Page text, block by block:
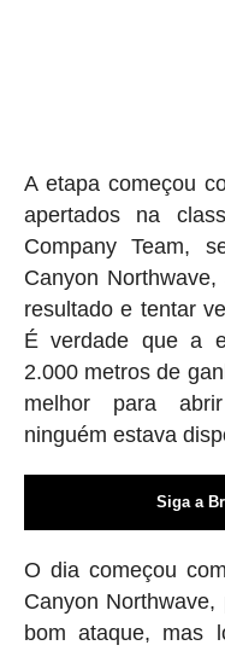
A etapa começou
apertados na
Company Team,
Canyon
resultado e tentar
É verdade que a
2.000 metros de
melhor para
ninguém estava
Siga a
O dia começou
Canyon
bom ataque, mas